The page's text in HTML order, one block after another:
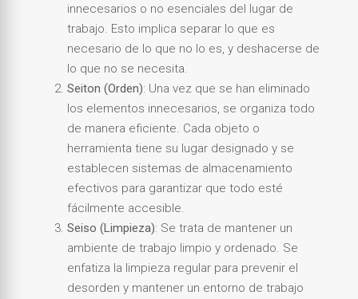
innecesarios o no esenciales del lugar de
trabajo. Esto implica separar lo que es
necesario de lo que no lo es, y deshacerse de
lo que no se necesita.
Seiton (Orden): Una vez que se han eliminado
los elementos innecesarios, se organiza todo
de manera eficiente. Cada objeto o
herramienta tiene su lugar designado y se
establecen sistemas de almacenamiento
efectivos para garantizar que todo esté
fácilmente accesible.
Seiso (Limpieza): Se trata de mantener un
ambiente de trabajo limpio y ordenado. Se
enfatiza la limpieza regular para prevenir el
desorden y mantener un entorno de trabajo